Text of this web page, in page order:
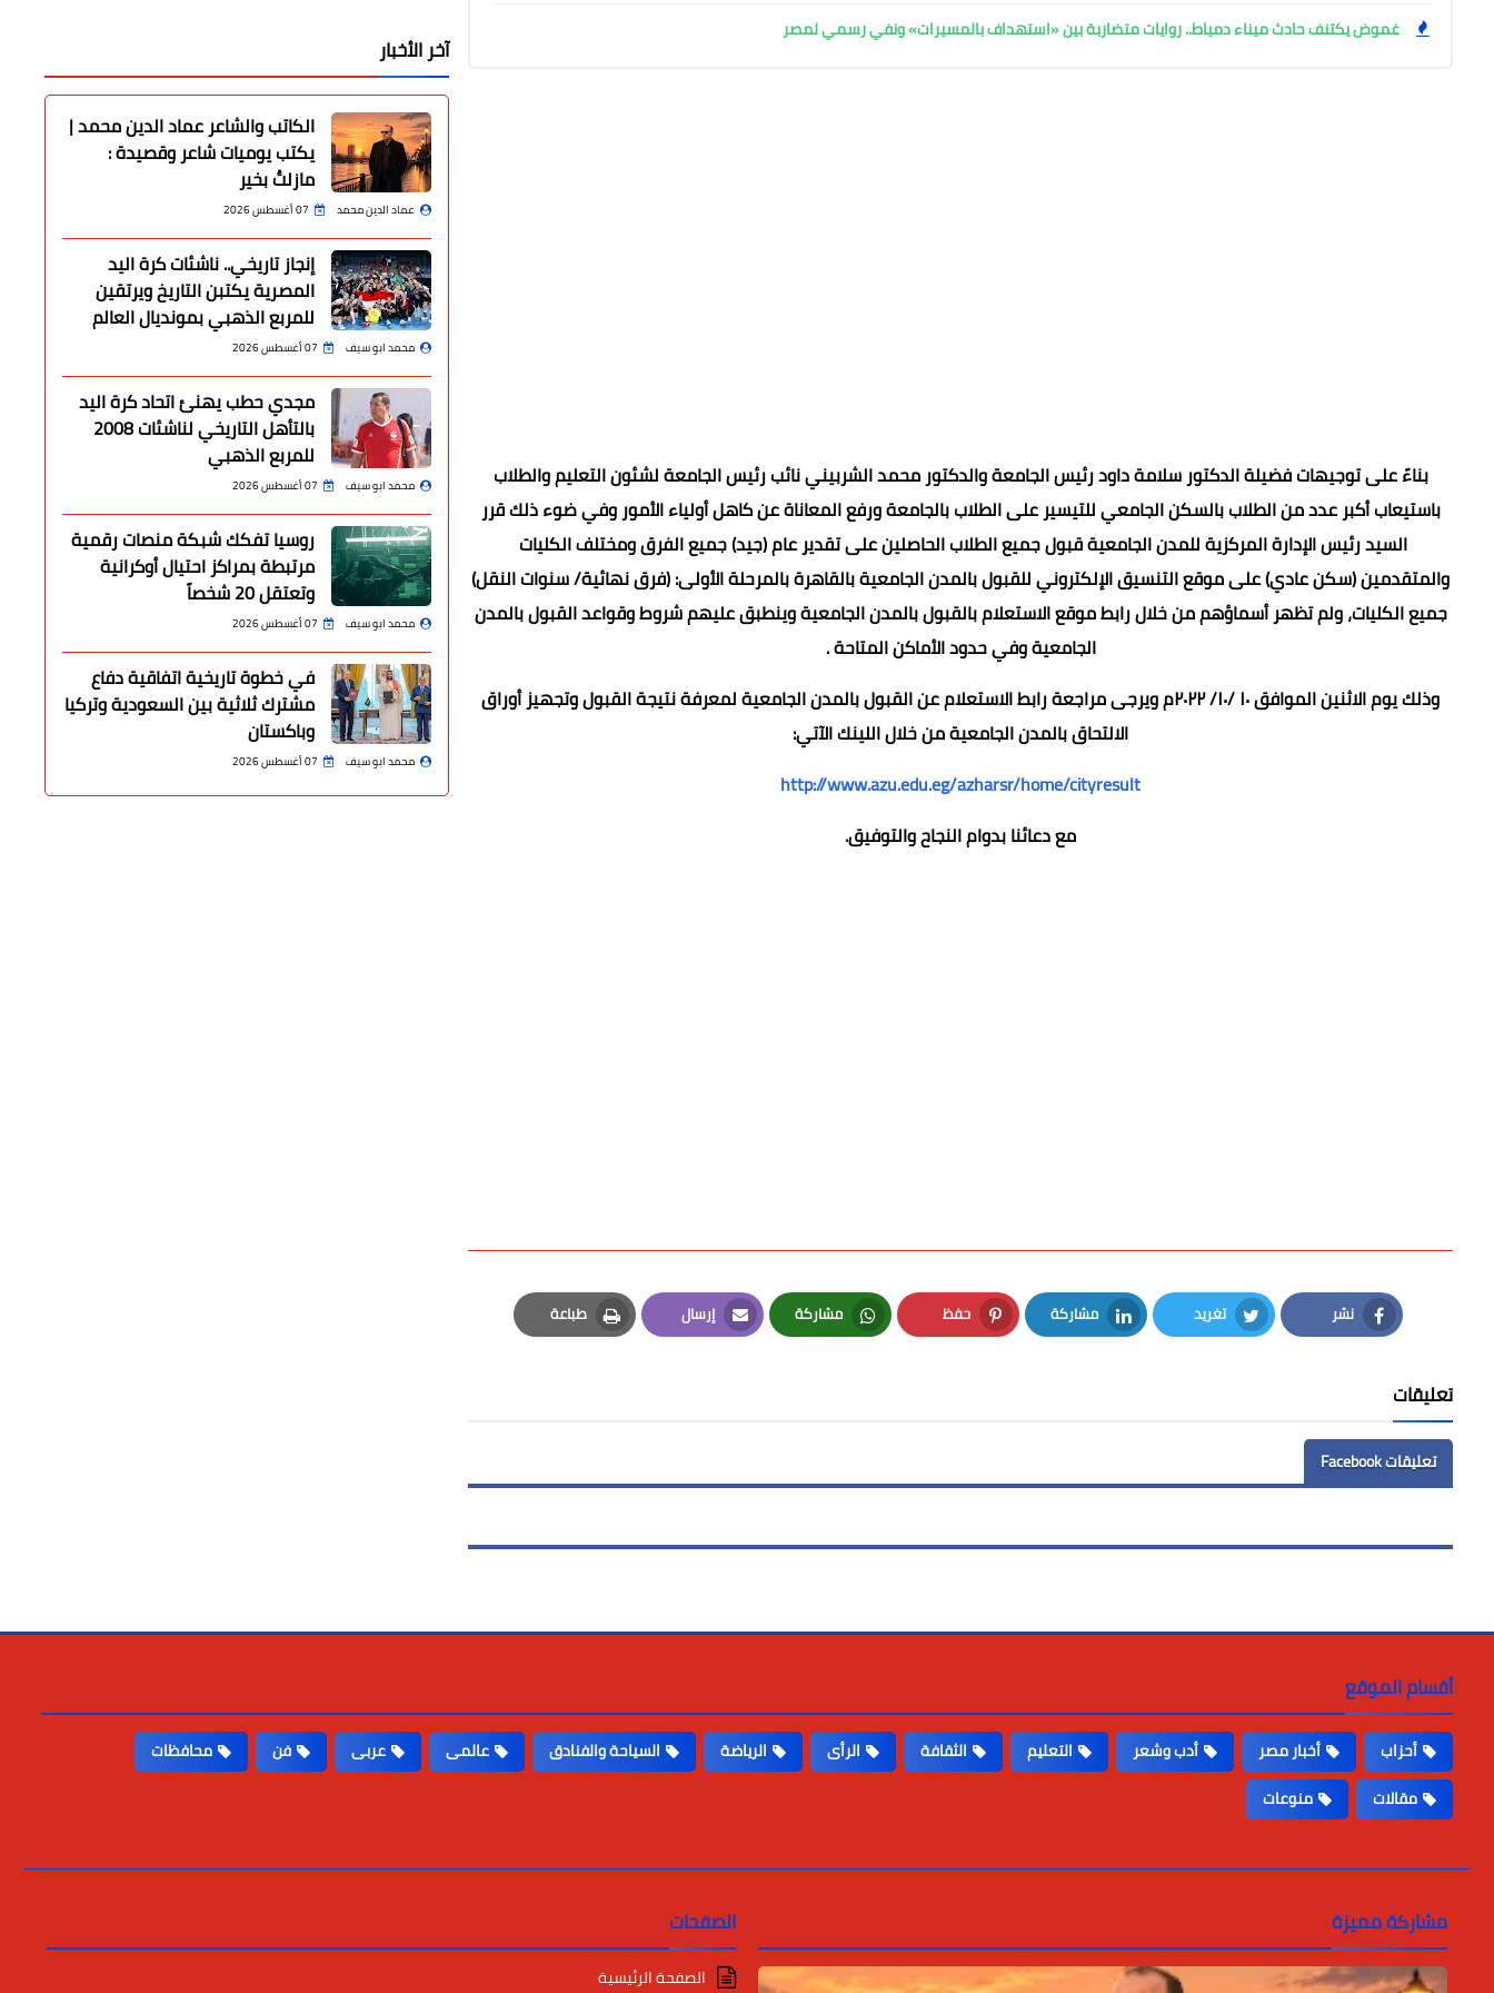
غموض يكتنف حادث ميناء دمياط.. روايات متضاربة بين «استهداف بالمسيرات» ونفي رسمي لمصر
بناءً على توجيهات فضيلة الدكتور سلامة داود رئيس الجامعة والدكتور محمد الشربيني نائب رئيس الجامعة لشئون التعليم والطلاب
باستيعاب أكبر عدد من الطلاب بالسكن الجامعي للتيسير على الطلاب بالجامعة ورفع المعاناة عن كاهل أولياء الأمور وفي ضوء ذلك قرر
السيد رئيس الإدارة المركزية للمدن الجامعية قبول جميع الطلاب الحاصلين على تقدير عام (جيد) جميع الفرق ومختلف الكليات
والمتقدمين (سكن عادي) على موقع التنسيق الإلكتروني للقبول بالمدن الجامعية بالقاهرة بالمرحلة الأولى: (فرق نهائية/ سنوات النقل)
جميع الكليات، ولم تظهر أسماؤهم من خلال رابط موقع الاستعلام بالقبول بالمدن الجامعية وينطبق عليهم شروط وقواعد القبول بالمدن
الجامعية وفي حدود الأماكن المتاحة .
وذلك يوم الاثنين الموافق ١٠ /١٠/ ٢٠٢٢م ويرجى مراجعة رابط الاستعلام عن القبول بالمدن الجامعية لمعرفة نتيجة القبول وتجهيز أوراق
الالتحاق بالمدن الجامعية من خلال اللينك الآتي:
http://www.azu.edu.eg/azharsr/home/cityresult
مع دعائنا بدوام النجاح والتوفيق.
نشر
Facebook
تغريد
Twitter
مشاركة
LinkedIn
حفظ
Pinterest
مشاركة
Whatsapp
إرسال
Email
طباعة
Print
تعليقات
تعليقات Facebook
آخر الأخبار
الكاتب والشاعر عماد الدين محمد |
يكتب يوميات شاعر وقصيدة :
مازلتُ بخير
عماد الدين محمد 07 أغسطس 2026
إنجاز تاريخي.. ناشئات كرة اليد
المصرية يكتبن التاريخ ويرتقين
للمربع الذهبي بمونديال العالم
محمد ابو سيف 07 أغسطس 2026
مجدي حطب يهنئ اتحاد كرة اليد
بالتأهل التاريخي لناشئات 2008
للمربع الذهبي
محمد ابو سيف 07 أغسطس 2026
روسيا تفكك شبكة منصات رقمية
مرتبطة بمراكز احتيال أوكرانية
وتعتقل 20 شخصاً
محمد ابو سيف 07 أغسطس 2026
في خطوة تاريخية اتفاقية دفاع
مشترك ثلاثية بين السعودية وتركيا
وباكستان
محمد ابو سيف 07 أغسطس 2026
أقسام الموقع
أحزاب أخبار مصر أدب وشعر التعليم الثقافة الرأى الرياضة السياحة والفنادق عالمى عربى فن
محافظات
مقالات
منوعات
مشاركة مميزة الصفحات
الصفحة الرئيسية